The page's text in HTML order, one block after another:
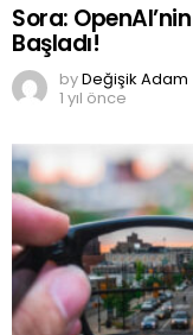
Sora:
Başladı!
byDeğişik Adam
1 yıl önce